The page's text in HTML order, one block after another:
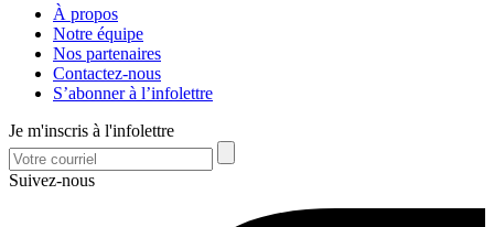
À propos
Notre équipe
Nos partenaires
Contactez-nous
S’abonner à l’infolettre
Je m'inscris à l'infolettre
Suivez-nous